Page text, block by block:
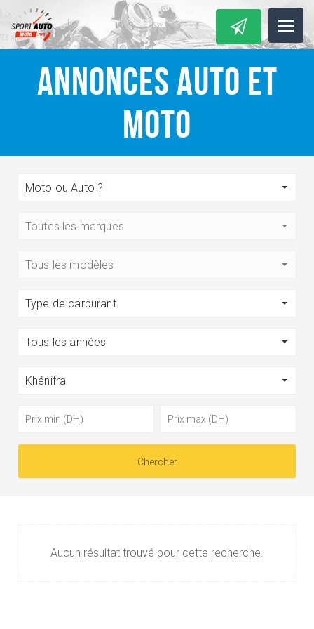
ANNONCES AUTO ET
MOTO
Moto ou Auto ?
Toutes les marques
Tous les modèles
Type de carburant
Tous les années
Khénifra
Aucun résultat trouvé pour cette recherche.